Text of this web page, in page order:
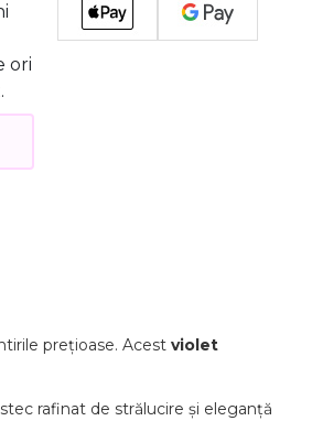
ori
prețioase. Acest violet
rafinat de strălucire și eleganță